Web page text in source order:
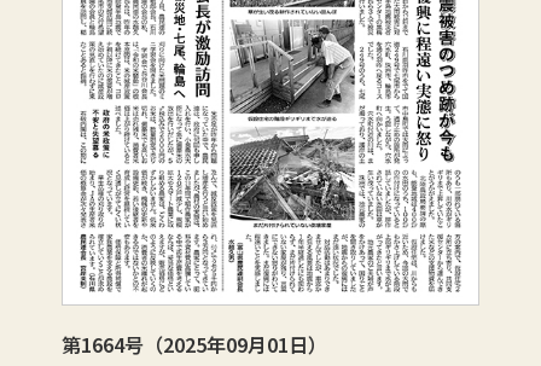
第1664号（2025年09月01日）